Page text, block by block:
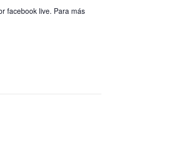
facebook live. Para más